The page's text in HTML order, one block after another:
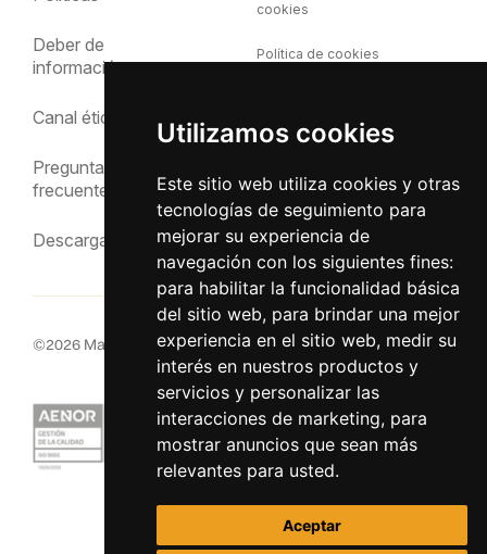
Utilizamos cookies
Este sitio web utiliza cookies y otras
tecnologías de seguimiento para
mejorar su experiencia de
navegación con los siguientes fines:
para habilitar la funcionalidad básica
del sitio web, para brindar una mejor
experiencia en el sitio web, medir su
interés en nuestros productos y
servicios y personalizar las
interacciones de marketing, para
mostrar anuncios que sean más
relevantes para usted.
Aceptar
Deber de
información
Canal ético
Preguntas
frecuentes
Descargas
cookies
Política de cookies
Aviso Legal
©2026 MacInsular.Derechos reservados.